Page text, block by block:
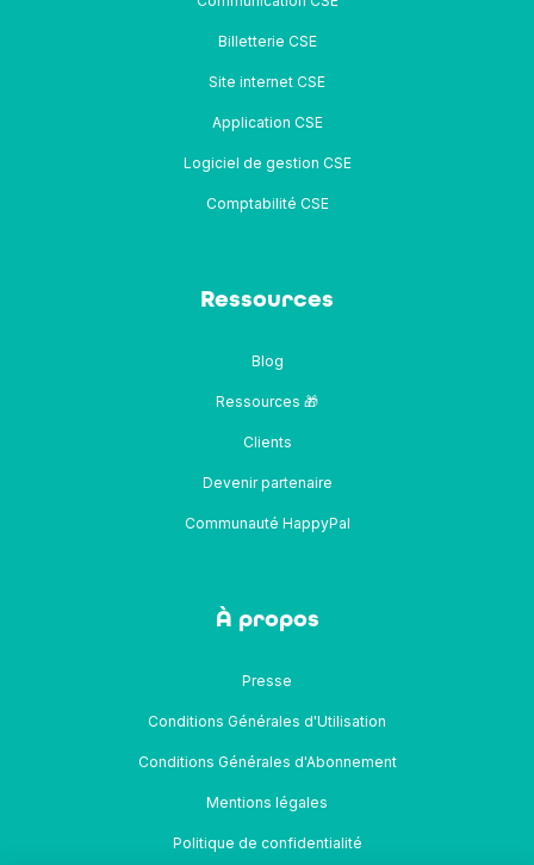
Billetterie CSE
Site internet CSE
Application CSE
Logiciel de gestion CSE
Comptabilité CSE
Ressources
Blog
Ressources 🎁
Clients
Devenir partenaire
Communauté HappyPal
À propos
Presse
Conditions Générales d'Utilisation
Conditions Générales d'Abonnement
Mentions légales
Politique de confidentialité